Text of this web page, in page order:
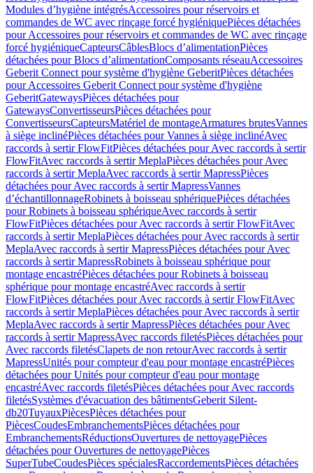
Modules d’hygiène intégrésAccessoires pour réservoirs et
commandes de WC avec rinçage forcé hygiéniquePièces détachées
pour Accessoires pour réservoirs et commandes de WC avec rinçage
forcé hygiéniqueCapteursCâblesBlocs d’alimentationPièces
détachées pour Blocs d’alimentationComposants réseauAccessoires
Geberit Connect pour système d'hygiène GeberitPièces détachées
pour Accessoires Geberit Connect pour système d'hygiène
GeberitGatewaysPièces détachées pour
GatewaysConvertisseursPièces détachées pour
ConvertisseursCapteursMatériel de montageArmatures brutesVannes
à siège inclinéPièces détachées pour Vannes à siège inclinéAvec
raccords à sertir FlowFitPièces détachées pour Avec raccords à sertir
FlowFitAvec raccords à sertir MeplaPièces détachées pour Avec
raccords à sertir MeplaAvec raccords à sertir MapressPièces
détachées pour Avec raccords à sertir MapressVannes
d’échantillonnageRobinets à boisseau sphériquePièces détachées
pour Robinets à boisseau sphériqueAvec raccords à sertir
FlowFitPièces détachées pour Avec raccords à sertir FlowFitAvec
raccords à sertir MeplaPièces détachées pour Avec raccords à sertir
MeplaAvec raccords à sertir MapressPièces détachées pour Avec
raccords à sertir MapressRobinets à boisseau sphérique pour
montage encastréPièces détachées pour Robinets à boisseau
sphérique pour montage encastréAvec raccords à sertir
FlowFitPièces détachées pour Avec raccords à sertir FlowFitAvec
raccords à sertir MeplaPièces détachées pour Avec raccords à sertir
MeplaAvec raccords à sertir MapressPièces détachées pour Avec
raccords à sertir MapressAvec raccords filetésPièces détachées pour
Avec raccords filetésClapets de non retourAvec raccords à sertir
MapressUnités pour compteur d'eau pour montage encastréPièces
détachées pour Unités pour compteur d'eau pour montage
encastréAvec raccords filetésPièces détachées pour Avec raccords
filetésSystèmes d'évacuation des bâtimentsGeberit Silent-
db20TuyauxPiècesPièces détachées pour
PiècesCoudesEmbranchementsPièces détachées pour
EmbranchementsRéductionsOuvertures de nettoyagePièces
détachées pour Ouvertures de nettoyagePièces
SuperTubeCoudesPièces spécialesRaccordementsPièces détachées